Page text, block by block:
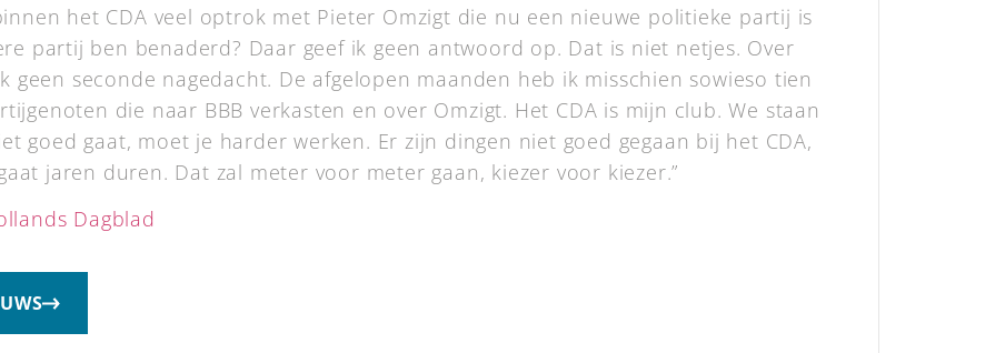
het CDA veel optrok met Pieter Omzigt die nu een nieuwe politieke partij is
partij ben benaderd? Daar geef ik geen antwoord op. Dat is niet netjes. Over
geen seconde nagedacht. De afgelopen maanden heb ik misschien sowieso tien
die naar BBB verkasten en over Omzigt. Het CDA is mijn club. We staan
goed gaat, moet je harder werken. Er zijn dingen niet goed gegaan bij het CDA,
jaren duren. Dat zal meter voor meter gaan, kiezer voor kiezer.”
Dagblad